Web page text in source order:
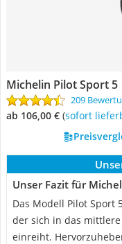
Michelin Pilot Sport 5
209
ab 106,00 € ( Sofort
Unser Fazit für
Das Modell Pilot Sport
der sich in das mittlere
einreiht.